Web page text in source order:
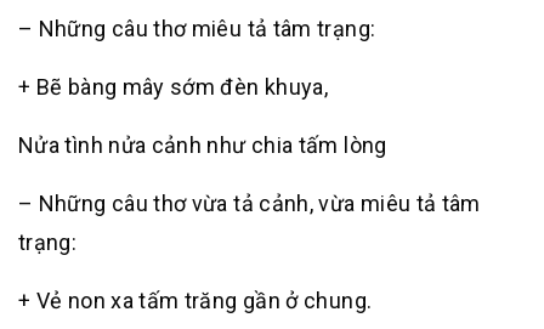
– Những câu thơ miêu tả tâm trạng:
+ Bẽ bàng mây sớm đèn khuya,
Nửa tình nửa cảnh như chia tấm lòng
– Những câu thơ vừa tả cảnh, vừa miêu tả tâm
trạng:
+ Vẻ non xa tấm trăng gần ở chung.